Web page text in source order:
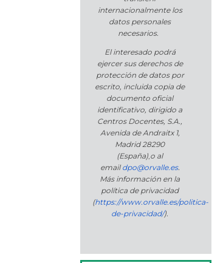
internacionalmente los
datos personales
necesarios.
El interesado podrá
ejercer sus derechos de
protección de datos por
escrito, incluida copia de
documento oficial
identificativo, dirigido a
Centros Docentes, S.A.,
Avenida de Andraitx 1,
Madrid 28290
(España),o al
emaildpo@orvalle.es.
Más información en la
política de privacidad
(https://www.orvalle.es/politica-
de-privacidad/).